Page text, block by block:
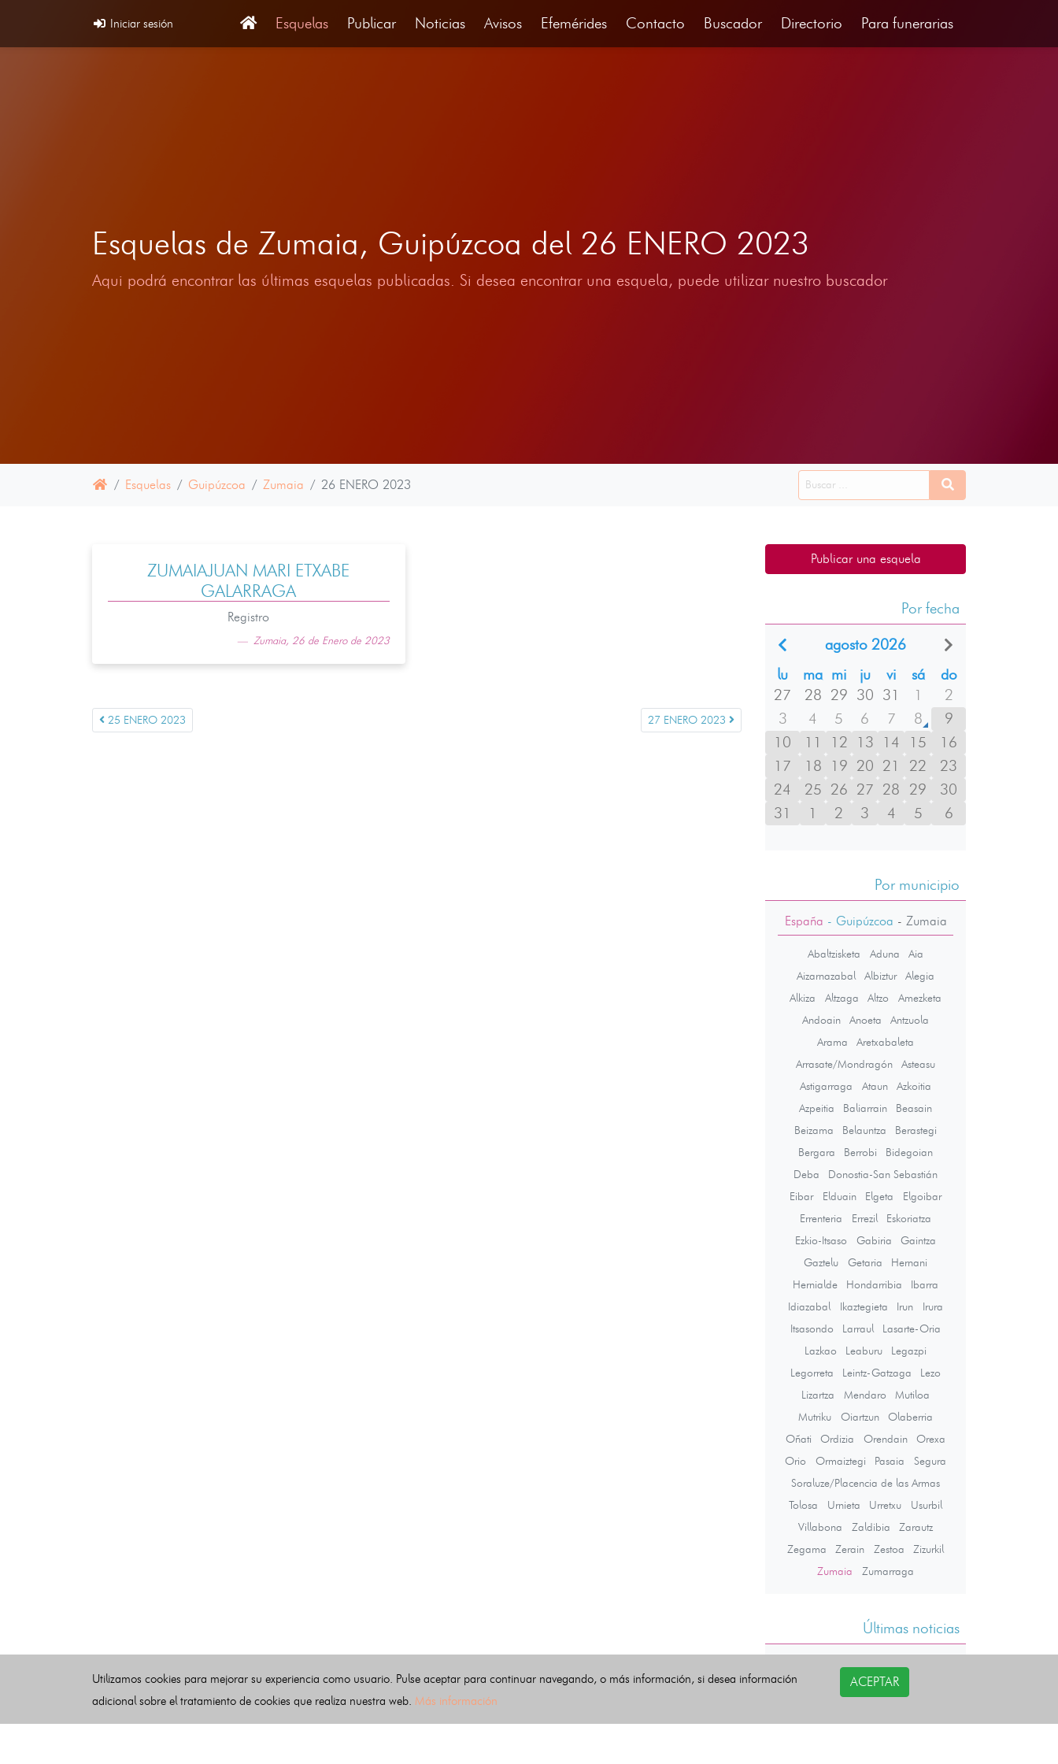
Iniciar sesión Esquelas Publicar Noticias Avisos Efemérides Contacto Buscador Directorio Para funerarias
Esquelas de Zumaia, Guipúzcoa del 26 ENERO 2023
Aqui podrá encontrar las últimas esquelas publicadas. Si desea encontrar una esquela, puede utilizar nuestro buscador
Esquelas Guipúzcoa Zumaia 26 ENERO 2023
ZUMAIAJUAN MARI ETXABE
GALARRAGA
Registro
Zumaia, 26 de Enero de 2023
25 ENERO 2023 27 ENERO 2023
Publicar una esquela
Por fecha
agosto 2026
lu
ma mi ju vi sá
do
27
28 29 30 31 1
2
3
4 5 6 7 8
9
10
11 12 13 14 15
16
17
18 19 20 21 22
23
24
25 26 27 28 29
30
31
1 2 3 4 5 6
Por municipio
España - Guipúzcoa - Zumaia
Abaltzisketa Aduna
Aia
Aizarnazabal
Albiztur
Alegia
Alkiza
Altzaga Altzo
Amezketa
Andoain
Anoeta
Antzuola
Arama
Aretxabaleta
Arrasate/Mondragón
Asteasu
Astigarraga
Ataun
Azkoitia
Azpeitia
Baliarrain
Beasain
Beizama
Belauntza
Berastegi
Bergara
Berrobi
Bidegoian
Deba
Donostia-San Sebastián
Eibar
Elduain Elgeta
Elgoibar
Errenteria
Errezil
Eskoriatza
Ezkio-Itsaso
Gabiria
Gaintza
Gaztelu
Getaria
Hernani
Hernialde
Hondarribia
Ibarra
Idiazabal
Ikaztegieta Irun
Irura
Itsasondo
Larraul
Lasarte-Oria
Lazkao
Leaburu
Legazpi
Legorreta
Leintz-Gatzaga
Lezo
Lizartza
Mendaro
Mutiloa
Mutriku
Oiartzun
Olaberria
Oñati
Ordizia Orendain
Orexa
Orio
Ormaiztegi Pasaia
Segura
Soraluze/Placencia de las Armas
Tolosa
Urnieta Urretxu
Usurbil
Villabona
Zaldibia
Zarautz
Zegama
Zerain Zestoa
Zizurkil
Zumaia
Zumarraga
Últimas noticias
Utilizamos cookies para mejorar su experiencia como usuario. Pulse aceptar para continuar navegando, o más información, si desea información
adicional sobre el tratamiento de cookies que realiza nuestra web. Más información
ACEPTAR